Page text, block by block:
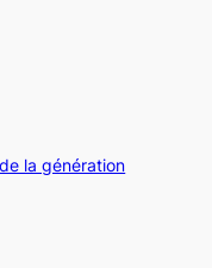
la génération